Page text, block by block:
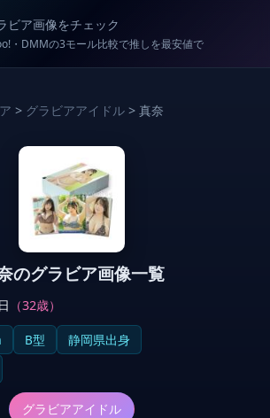
ビア画像をチェック
・DMMの3モール比較で推しを最安値で
> グラビアアイドル > 真奈
のグラビア画像一覧
（32歳）
B型
静岡県出身
グラビアアイドル